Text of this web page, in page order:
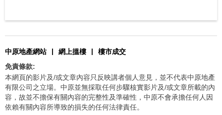
中原地產網站 | 網上搵樓 |
樓市成交
免責條款:
本網頁的影片及/或文章內容只反映講者個人意見，並不代表中原地產
有限公司之立場。中原並無採取任何步驟核實影片及/或文章所載的內
容，故並不擔保有關內容的完整性及準確性，中原不會承擔任何人因
依賴有關內容所導致的損失的任何法律責任。